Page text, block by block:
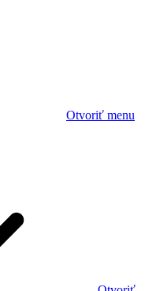
Otvoriť menu